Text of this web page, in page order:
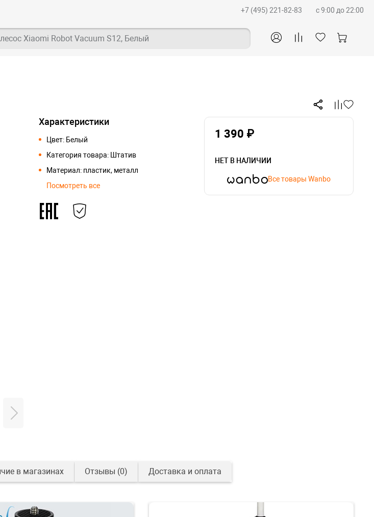
+7 (495) 221-82-83 c 9:00 до 22:00
Xiaomi Robot Vacuum S12, Белый
Характеристики
Цвет: Белый
Категория товара: Штатив
Материал: пластик, металл
Посмотреть все
1 390 ₽
НЕТ В НАЛИЧИИ
Все товары Wanbo
в магазинах Отзывы (0) Доставка и оплата